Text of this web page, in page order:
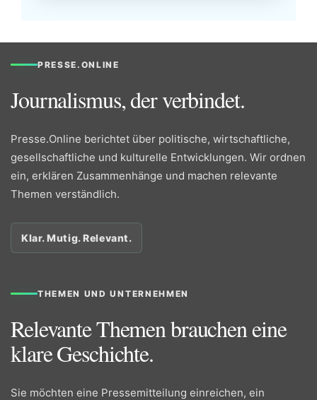
PRESSE.ONLINE
Journalismus, der verbindet.
Presse.Online berichtet über politische, wirtschaftliche,
gesellschaftliche und kulturelle Entwicklungen. Wir ordnen
ein, erklären Zusammenhänge und machen relevante
Themen verständlich.
Klar. Mutig. Relevant.
THEMEN UND UNTERNEHMEN
Relevante Themen brauchen eine
klare Geschichte.
Sie möchten eine Pressemitteilung einreichen, ein